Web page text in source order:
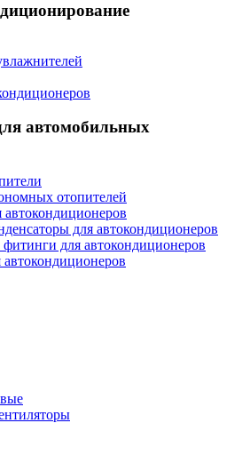
автомобильных
отопителей
для автокондиционеров
для автокондиционеров